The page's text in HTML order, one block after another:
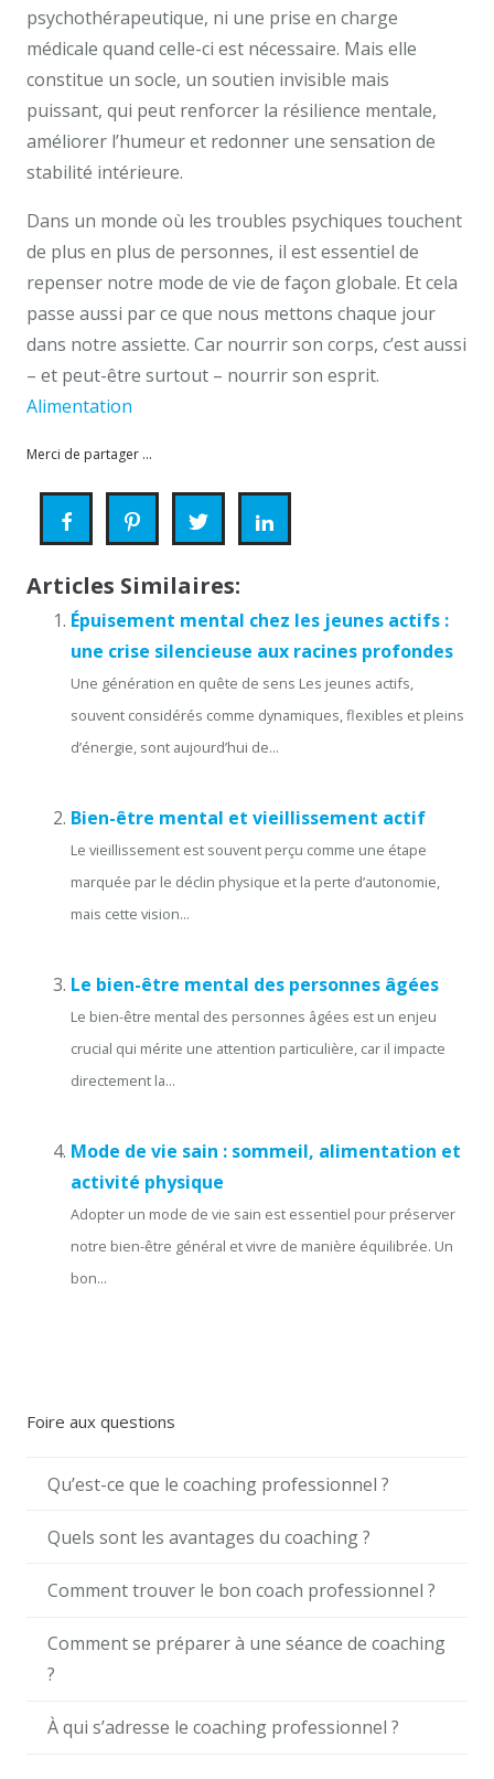
psychothérapeutique, ni une prise en charge
médicale quand celle-ci est nécessaire. Mais elle
constitue un socle, un soutien invisible mais
puissant, qui peut renforcer la résilience mentale,
améliorer l’humeur et redonner une sensation de
stabilité intérieure.
Dans un monde où les troubles psychiques touchent
de plus en plus de personnes, il est essentiel de
repenser notre mode de vie de façon globale. Et cela
passe aussi par ce que nous mettons chaque jour
dans notre assiette. Car nourrir son corps, c’est aussi
– et peut-être surtout – nourrir son esprit.
Alimentation
Merci de partager ...
Articles Similaires:
Épuisement mental chez les jeunes actifs :
une crise silencieuse aux racines profondes
Une génération en quête de sens Les jeunes actifs,
souvent considérés comme dynamiques, flexibles et pleins
d’énergie, sont aujourd’hui de...
Bien-être mental et vieillissement actif
Le vieillissement est souvent perçu comme une étape
marquée par le déclin physique et la perte d’autonomie,
mais cette vision...
Le bien-être mental des personnes âgées
Le bien-être mental des personnes âgées est un enjeu
crucial qui mérite une attention particulière, car il impacte
directement la...
Mode de vie sain : sommeil, alimentation et
activité physique
Adopter un mode de vie sain est essentiel pour préserver
notre bien-être général et vivre de manière équilibrée. Un
bon...
Foire aux questions
Qu’est-ce que le coaching professionnel ?
Quels sont les avantages du coaching ?
Comment trouver le bon coach professionnel ?
Comment se préparer à une séance de coaching
?
À qui s’adresse le coaching professionnel ?